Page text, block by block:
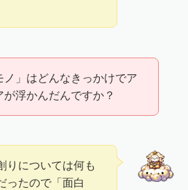
ノ」はどんなきっかけでア
が浮かんだんですか？
りについては何も
ったので「面白